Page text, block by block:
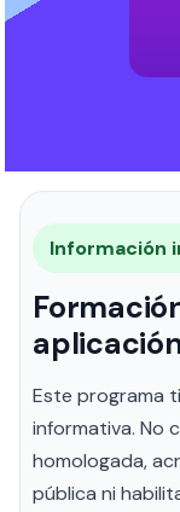
Información
Este programa
informativa. No
homologada,
pública ni